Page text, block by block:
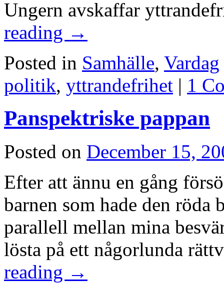
Ungern avskaffar
reading →
Posted in Samhälle, Vardag
politik, yttrandefrihet | 1
Panspektriske pappan
Posted on December 15,
Efter att ännu en gång
barnen som hade den
parallell mellan mina
lösta på ett någorlunda
reading →